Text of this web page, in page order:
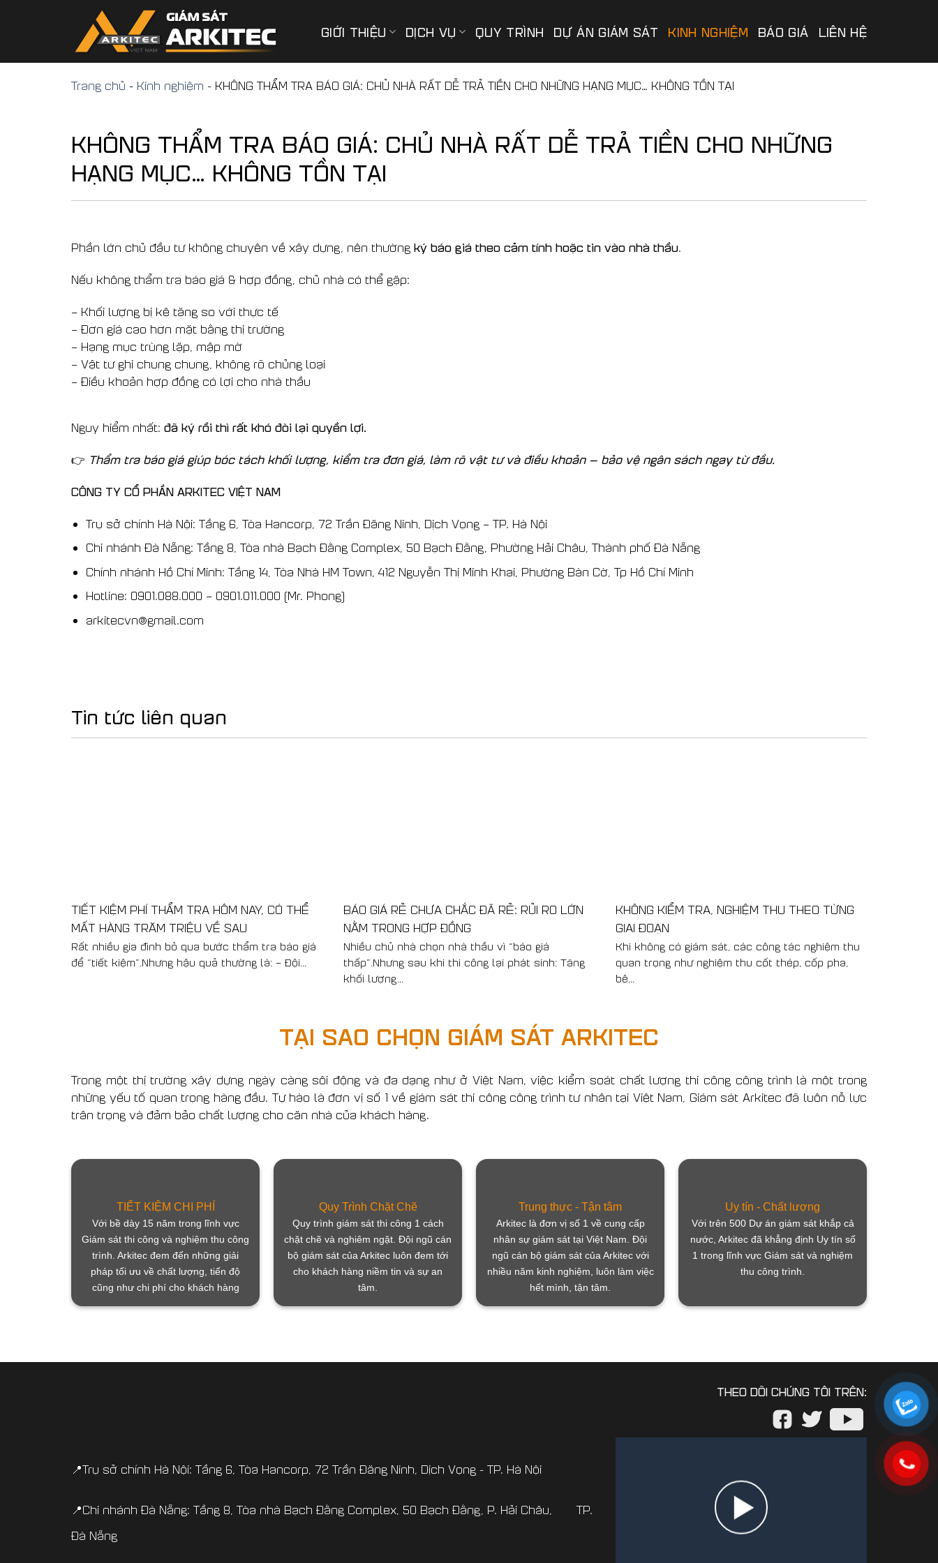
GIỚI THIỆU DỊCH VỤ QUY TRÌNH DỰ ÁN GIÁM SÁT KINH NGHIỆM BÁO GIÁ LIÊN HỆ
Trang chủ - Kinh nghiệm - KHÔNG THẨM TRA BÁO GIÁ: CHỦ NHÀ RẤT DỄ TRẢ TIỀN CHO NHỮNG HẠNG MỤC… KHÔNG TỒN TẠI
KHÔNG THẨM TRA BÁO GIÁ: CHỦ NHÀ RẤT DỄ TRẢ TIỀN CHO NHỮNG
HẠNG MỤC… KHÔNG TỒN TẠI
Phần lớn chủ đầu tư không chuyên về xây dựng, nên thường ký báo giá theo cảm tính hoặc tin vào nhà thầu.
Nếu không thẩm tra báo giá & hợp đồng, chủ nhà có thể gặp:
– Khối lượng bị kê tăng so với thực tế
– Đơn giá cao hơn mặt bằng thị trường
– Hạng mục trùng lặp, mập mờ
– Vật tư ghi chung chung, không rõ chủng loại
– Điều khoản hợp đồng có lợi cho nhà thầu
Nguy hiểm nhất: đã ký rồi thì rất khó đòi lại quyền lợi.
👉 Thẩm tra báo giá giúp bóc tách khối lượng, kiểm tra đơn giá, làm rõ vật tư và điều khoản — bảo vệ ngân sách ngay từ đầu.
CÔNG TY CỔ PHẦN ARKITEC VIỆT NAM
Trụ sở chính Hà Nội: Tầng 6, Tòa Hancorp, 72 Trần Đăng Ninh, Dịch Vọng – TP. Hà Nội
Chi nhánh Đà Nẵng: Tầng 8, Tòa nhà Bạch Đằng Complex, 50 Bạch Đằng, Phường Hải Châu, Thành phố Đà Nẵng
Chính nhánh Hồ Chí Minh: Tầng 14, Tòa Nhà HM Town, 412 Nguyễn Thị Minh Khai, Phường Bàn Cờ, Tp Hồ Chí Minh
Hotline: 0901.088.000 – 0901.011.000 (Mr. Phong)
arkitecvn@gmail.com
Tin tức liên quan
KHÔNG KIỂM TRA, NGHIỆM THU THEO TỪNG
GIAI ĐOẠN
Khi không có giám sát, các công tác nghiệm thu
quan trọng như nghiệm thu cốt thép, cốp pha,
bê...
TIẾT KIỆM PHÍ THẨM TRA HÔM NAY, CÓ THỂ
MẤT HÀNG TRĂM TRIỆU VỀ SAU
Rất nhiều gia đình bỏ qua bước thẩm tra báo giá
để “tiết kiệm”.Nhưng hậu quả thường là: – Đội...
BÁO GIÁ RẺ CHƯA CHẮC ĐÃ RẺ: RỦI RO LỚN
NẰM TRONG HỢP ĐỒNG
Nhiều chủ nhà chọn nhà thầu vì “báo giá
thấp”.Nhưng sau khi thi công lại phát sinh: Tăng
khối lượng...
TẠI SAO CHỌN GIÁM SÁT ARKITEC
Trong một thị trường xây dựng ngày càng sôi động và đa dạng như ở Việt Nam, việc kiểm soát chất lượng thi công công trình là một trong
những yếu tố quan trọng hàng đầu. Tự hào là đơn vị số 1 về giám sát thi công công trình tư nhân tại Việt Nam, Giám sát Arkitec đã luôn nỗ lực
trân trọng và đảm bảo chất lượng cho căn nhà của khách hàng.
TIẾT KIỆM CHI PHÍ
Với bề dày 15 năm trong lĩnh vực
Giám sát thi công và nghiệm thu công
trình. Arkitec đem đến những giải
pháp tối ưu về chất lượng, tiến độ
cũng như chi phí cho khách hàng
Quy Trình Chặt Chẽ
Quy trình giám sát thi công 1 cách
chặt chẽ và nghiêm ngặt. Đội ngũ cán
bộ giám sát của Arkitec luôn đem tới
cho khách hàng niềm tin và sự an
tâm.
Trung thực - Tận tâm
Arkitec là đơn vị số 1 về cung cấp
nhân sự giám sát tại Việt Nam. Đội
ngũ cán bộ giám sát của Arkitec với
nhiều năm kinh nghiệm, luôn làm việc
hết mình, tận tâm.
Uy tín - Chất lượng
Với trên 500 Dự án giám sát khắp cả
nước, Arkitec đã khẳng định Uy tín số
1 trong lĩnh vực Giám sát và nghiệm
thu công trình.
📍Trụ sở chính Hà Nội: Tầng 6, Tòa Hancorp, 72 Trần Đăng Ninh, Dịch Vọng - TP. Hà Nội
📍Chi nhánh Đà Nẵng: Tầng 8, Tòa nhà Bạch Đằng Complex, 50 Bạch Đằng, P. Hải Châu, TP.
Đà Nẵng
THEO DÕI CHÚNG TÔI TRÊN: